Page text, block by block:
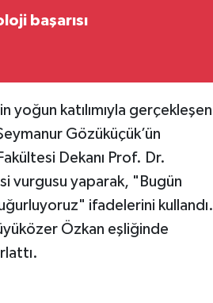
başarısı
yoğun katılımıyla gerçekleşen
Gözüküçük’ün
Dekanı Prof. Dr.
vurgusu yaparak, "Bugün
ifadelerini kullandı.
Özkan eşliğinde